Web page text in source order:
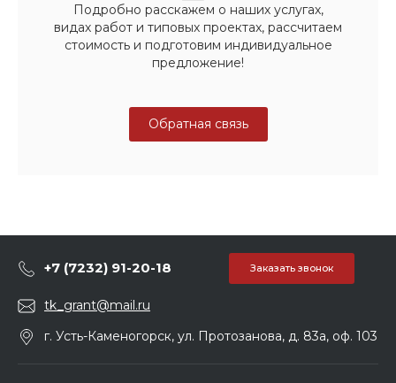
Подробно расскажем о наших услугах,
видах работ и типовых проектах, рассчитаем
стоимость и подготовим индивидуальное
предложение!
Обратная связь
+7 (7232) 91-20-18 Заказать звонок
tk_grant@mail.ru
г. Усть-Каменогорск, ул. Протозанова, д. 83а, оф. 103